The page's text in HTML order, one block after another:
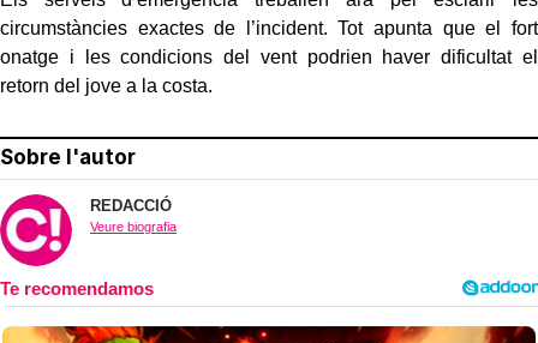
circumstàncies exactes de l’incident. Tot apunta que el fort
onatge i les condicions del vent podrien haver dificultat el
retorn del jove a la costa.
Sobre l'autor
REDACCIÓ
Veure biografia